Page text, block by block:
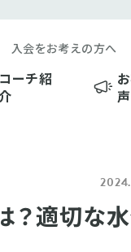
コーチ紹
声
入会をお考えの方へ
？適切な